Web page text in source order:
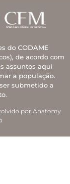
do CODAME
de acordo com
assuntos aqui
a população.
submetido a
por Anatomy